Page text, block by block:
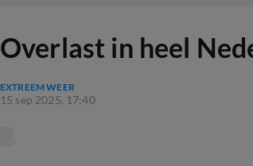
Overlast in heel
EXTREEM WEER
15 sep 2025, 17:40